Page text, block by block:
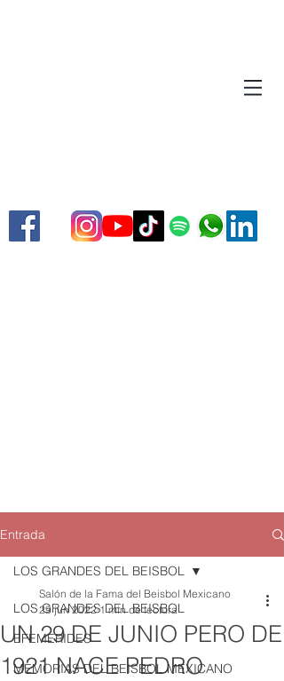
Entrada
LOS GRANDES DEL BEISBOL
EFEMERIDES
MEMORIAS DEL BEISBOL MEXICANO
LOS GRANDES DEL BEISBOL
UN 29 DE JUNIO PERO DE
1921 NACE PEDRO
Salón de la Fama del Beisbol Mexicano
29 jun 2022 1 min de lectura